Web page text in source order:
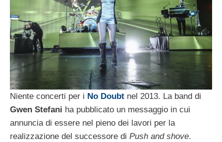
Niente concerti per i No Doubt nel 2013. La band di
Gwen Stefani ha pubblicato un messaggio in cui
annuncia di essere nel pieno dei lavori per la
realizzazione del successore di Push and shove.